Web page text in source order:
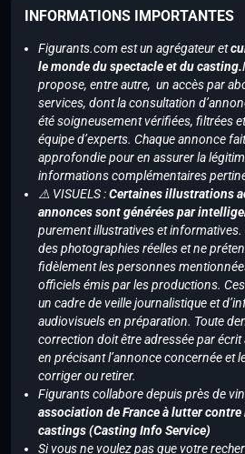
INFORMATIONS IMPORTANTES
Figurants.com est un agrégateur et
le monde du spectacle et du casting.
propose, entre autre, un accès par
services, dont la consultation
été soigneusement vérifiées, filtrées
équipe d’experts. Chaque annonce
approfondie pour en assurer la
informations complémentaires
⚠️ VISUELS :Certaines illustrations
annonces sont générées par
purement illustratives et
des photographies réelles et ne
fidèlement les personnes
officiels émis par les productions.
un cadre de veille journalistique et
audiovisuels en préparation. Toute
correction doit être adressée par écrit
en précisant l’annonce concernée et
corriger ou retirer.
Figurants collabore depuis près de
association de France à lutter contre
castings (Casting Info Service)
Si vous ne voulez pas que votre